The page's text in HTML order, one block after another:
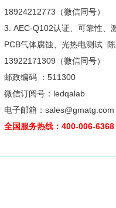
18924212773（微信同号）
3. AEC-Q102认证、可靠性、
PCB气体腐蚀、光热电测试 陈
13922171309（微信同号）
邮政编码 ：511300
微信订阅号：ledqalab
电子邮箱：sales@gmatg.com
全国服务热线：400-006-6368